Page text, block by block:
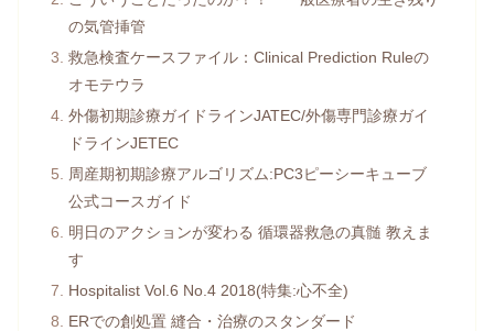
の気管挿管
救急検査ケースファイル：Clinical Prediction Ruleの
オモテウラ
外傷初期診療ガイドラインJATEC/外傷専門診療ガイ
ドラインJETEC
周産期初期診療アルゴリズム:PC3ピーシーキューブ
公式コースガイド
明日のアクションが変わる 循環器救急の真髄 教えま
す
Hospitalist Vol.6 No.4 2018(特集:心不全)
ERでの創処置 縫合・治療のスタンダード